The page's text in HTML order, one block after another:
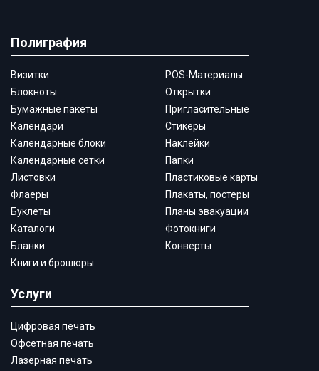
Полиграфия
Визитки
Блокноты
Бумажные пакеты
Календари
Календарные блоки
Календарные сетки
Листовки
Флаеры
Буклеты
Каталоги
Бланки
Книги и брошюры
POS-Материалы
Открытки
Пригласительные
Стикеры
Наклейки
Папки
Пластиковые карты
Плакаты, постеры
Планы эвакуации
Фотокниги
Конверты
Услуги
Цифровая печать
Офсетная печать
Лазерная печать